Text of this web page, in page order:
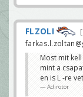
FLZOLI
Most mit
mint a
en is L -re
Adirotor